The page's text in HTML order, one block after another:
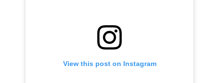
View this post on Instagram